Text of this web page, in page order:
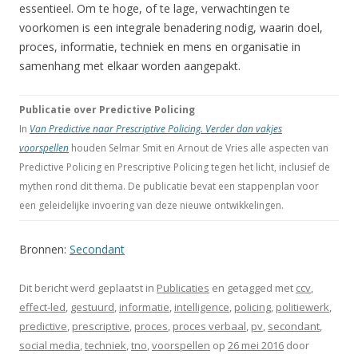
essentieel. Om te hoge, of te lage, verwachtingen te
voorkomen is een integrale benadering nodig, waarin doel,
proces, informatie, techniek en mens en organisatie in
samenhang met elkaar worden aangepakt.
Publicatie over Predictive Policing
In Van Predictive naar Prescriptive Policing. Verder dan vakjes
voorspellen houden Selmar Smit en Arnout de Vries alle aspecten van
Predictive Policing en Prescriptive Policing tegen het licht, inclusief de
mythen rond dit thema. De publicatie bevat een stappenplan voor
een geleidelijke invoering van deze nieuwe ontwikkelingen.
Bronnen: Secondant
Dit bericht werd geplaatst in Publicaties en getagged met ccv,
effect-led, gestuurd, informatie, intelligence, policing, politiewerk,
predictive, prescriptive, proces, proces verbaal, pv, secondant,
social media,techniek,tno,voorspellen op 26 mei 2016 door